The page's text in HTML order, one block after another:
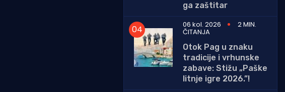
ga zaštitar
06 kol. 2026
2 MIN.
ČITANJA
Otok Pag u znaku
tradicije i vrhunske
zabave: Stižu „Paške
litnje igre 2026.”!